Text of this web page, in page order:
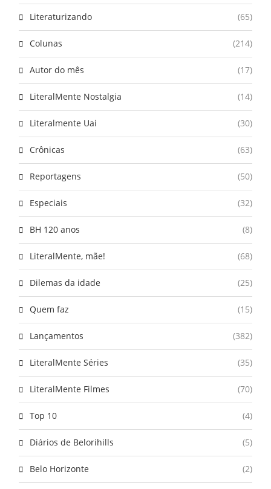
Literaturizando (65)
Colunas (214)
Autor do mês (17)
LiteralMente Nostalgia (14)
Literalmente Uai (30)
Crônicas (63)
Reportagens (50)
Especiais (32)
BH 120 anos (8)
LiteralMente, mãe! (68)
Dilemas da idade (25)
Quem faz (15)
Lançamentos (382)
LiteralMente Séries (35)
LiteralMente Filmes (70)
Top 10 (4)
Diários de Belorihills (5)
Belo Horizonte (2)